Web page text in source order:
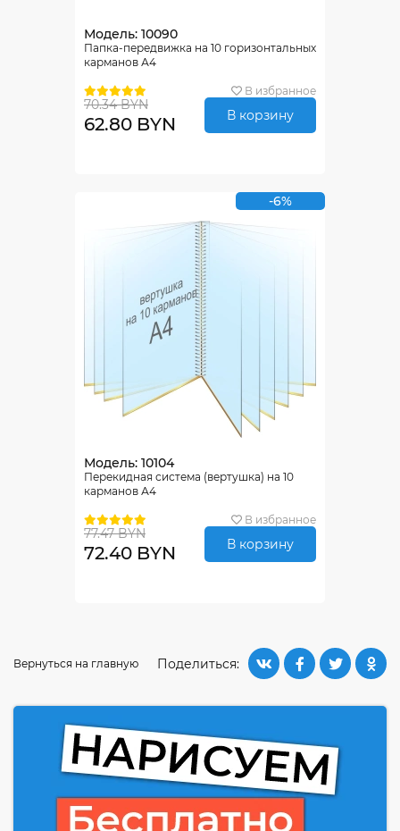
Модель: 10090
Папка-передвижка на 10 горизонтальных
карманов А4
В избранное
70.34 BYN
62.80 BYN В корзину
-6%
Модель: 10104
Перекидная система (вертушка) на 10
карманов А4
В избранное
77.47 BYN
72.40 BYN В корзину
Поделиться:
Вернуться на главную